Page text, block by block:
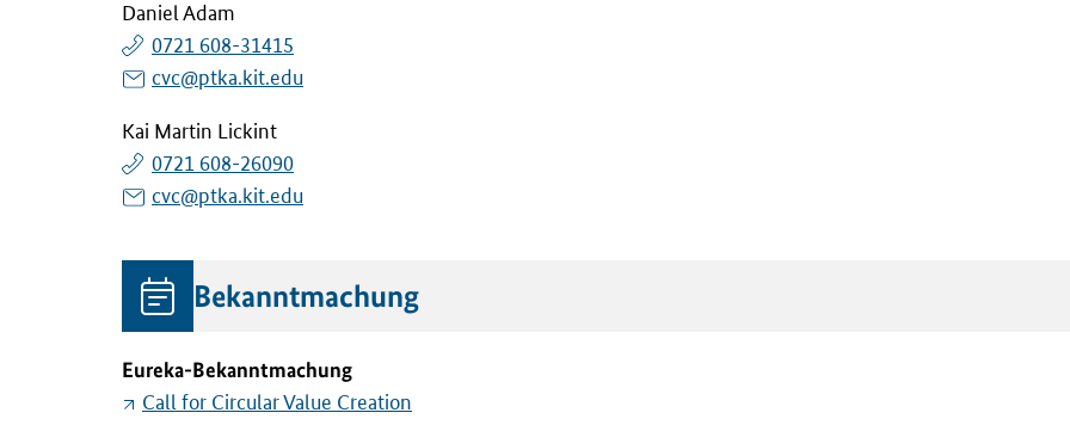
Daniel Adam
0721 608-31415
cvc@ptka.kit.edu
Kai Martin Lickint
0721 608-26090
cvc@ptka.kit.edu
Bekanntmachung
Eureka-Bekanntmachung
Call for Circular Value Creation